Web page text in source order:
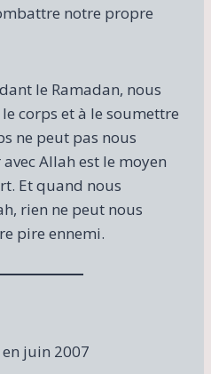
notre propre
le Ramadan, nous
corps et à le soumettre
ne peut pas nous
Allah est le moyen
Et quand nous
rien ne peut nous
pire ennemi.
juin 2007